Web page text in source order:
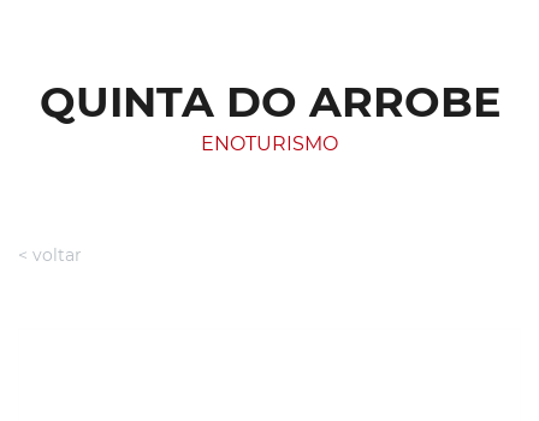
QUINTA DO ARROBE
ENOTURISMO
< voltar